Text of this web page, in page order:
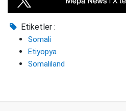
Etiketler :
Somali
Etiyopya
Somaliland